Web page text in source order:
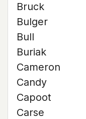
Bruck
Bulger
Bull
Buriak
Cameron
Candy
Capoot
Carse